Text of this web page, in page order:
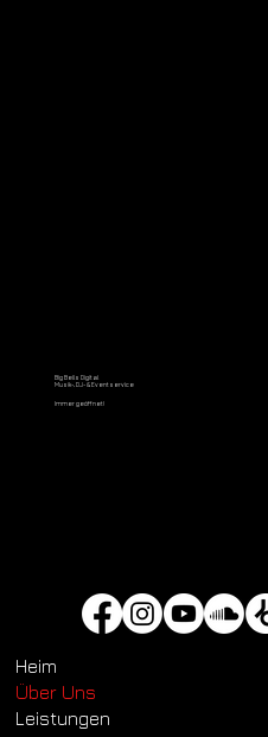
Big Bells Digital
Musik-, DJ- & Eventservice
Immer geöffnet!
Heim
Über Uns
Leistungen